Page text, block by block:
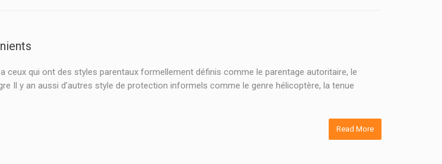
qui ont des styles parentaux formellement définis comme le parentage autoritaire, le
Il y an aussi d’autres style de protection informels comme le genre hélicoptère, la tenue
Read More